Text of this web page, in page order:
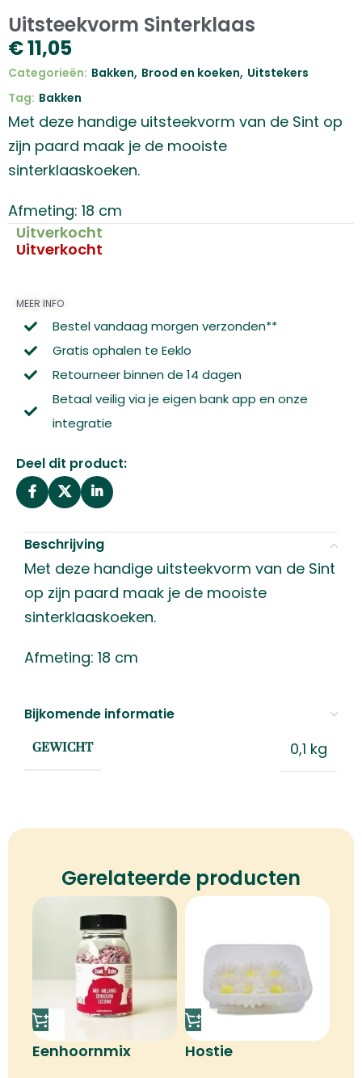
Uitsteekvorm Sinterklaas
€11,05
Categorieën: Bakken, Brood en koeken, Uitstekers
Tag: Bakken
Met deze handige uitsteekvorm van de Sint op
zijn paard maak je de mooiste
sinterklaaskoeken.
Afmeting: 18 cm
Uitverkocht
Uitverkocht
MEER INFO
Bestel vandaag morgen verzonden**
Gratis ophalen te Eeklo
Retourneer binnen de 14 dagen
Betaal veilig via je eigen bank app en onze
integratie
Deel dit product:
Beschrijving
Met deze handige uitsteekvorm van de Sint
op zijn paard maak je de mooiste
sinterklaaskoeken.
Afmeting: 18 cm
Bijkomende informatie
GEWICHT 0,1 kg
Gerelateerde producten
Eenhoornmix
Hostie